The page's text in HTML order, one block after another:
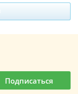
Подписаться